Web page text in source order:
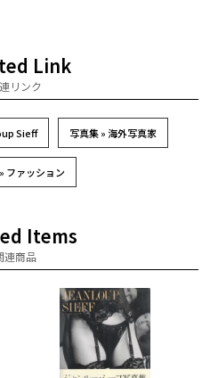
Link
リンク
Sieff 写真集 » 海外写真家
ファッション
Items
連商品